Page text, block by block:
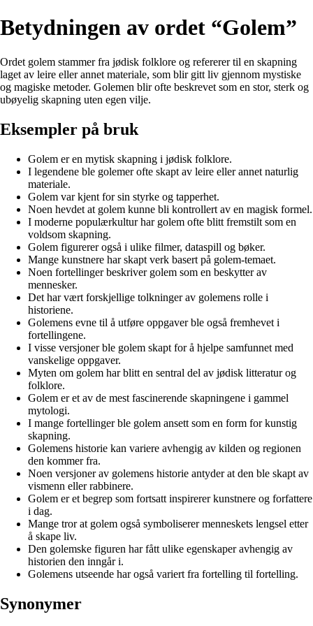
Betydningen av ordet “Golem”
Ordet golem stammer fra jødisk folklore og refererer til en skapning
laget av leire eller annet materiale, som blir gitt liv gjennom mystiske
og magiske metoder. Golemen blir ofte beskrevet som en stor, sterk og
ubøyelig skapning uten egen vilje.
Eksempler på bruk
Golem er en mytisk skapning i jødisk folklore.
I legendene ble golemer ofte skapt av leire eller annet naturlig
materiale.
Golem var kjent for sin styrke og tapperhet.
Noen hevdet at golem kunne bli kontrollert av en magisk formel.
I moderne populærkultur har golem ofte blitt fremstilt som en
voldsom skapning.
Golem figurerer også i ulike filmer, dataspill og bøker.
Mange kunstnere har skapt verk basert på golem-temaet.
Noen fortellinger beskriver golem som en beskytter av
mennesker.
Det har vært forskjellige tolkninger av golemens rolle i
historiene.
Golemens evne til å utføre oppgaver ble også fremhevet i
fortellingene.
I visse versjoner ble golem skapt for å hjelpe samfunnet med
vanskelige oppgaver.
Myten om golem har blitt en sentral del av jødisk litteratur og
folklore.
Golem er et av de mest fascinerende skapningene i gammel
mytologi.
I mange fortellinger ble golem ansett som en form for kunstig
skapning.
Golemens historie kan variere avhengig av kilden og regionen
den kommer fra.
Noen versjoner av golemens historie antyder at den ble skapt av
vismenn eller rabbinere.
Golem er et begrep som fortsatt inspirerer kunstnere og forfattere
i dag.
Mange tror at golem også symboliserer menneskets lengsel etter
å skape liv.
Den golemske figuren har fått ulike egenskaper avhengig av
historien den inngår i.
Golemens utseende har også variert fra fortelling til fortelling.
Synonymer